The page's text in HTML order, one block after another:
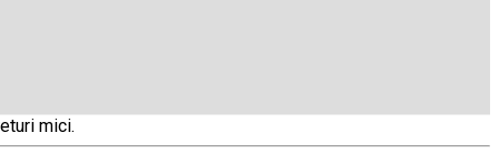
mici.